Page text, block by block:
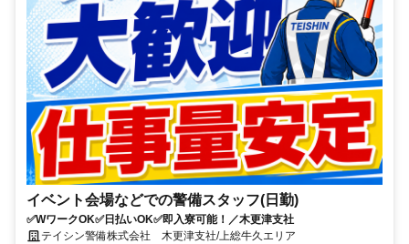
イベント会場などでの警備スタッフ(日勤)
✅WワークOK✅日払いOK✅即入寮可能！／木更津支社
テイシン警備株式会社 木更津支社/上総牛久エリア